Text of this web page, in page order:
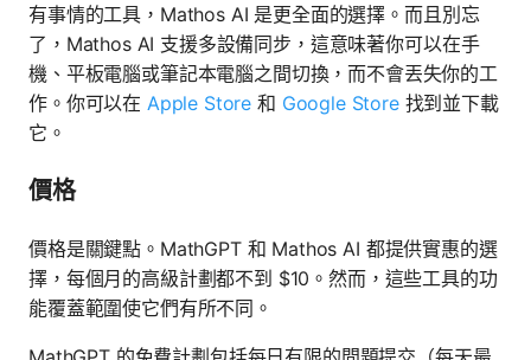
有事情的工具，Mathos AI 是更全面的選擇。而且別忘
了，Mathos AI 支援多設備同步，這意味著你可以在手
機、平板電腦或筆記本電腦之間切換，而不會丟失你的工
作。你可以在 Apple Store 和 Google Store找到並下載
它。
價格
價格是關鍵點。MathGPT 和 Mathos AI 都提供實惠的選
擇，每個月的高級計劃都不到 $10。然而，這些工具的功
能覆蓋範圍使它們有所不同。